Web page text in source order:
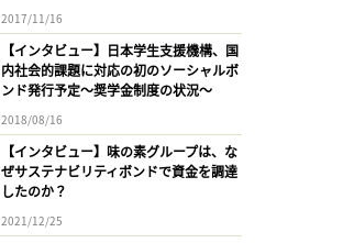
2017/11/16
【インタビュー】日本学生支援機構、国
内社会的課題に対応の初のソーシャルボ
ンド発行予定〜奨学金制度の状況〜
2018/08/16
【インタビュー】味の素グループは、な
ぜサステナビリティボンドで資金を調達
したのか？
2021/12/25